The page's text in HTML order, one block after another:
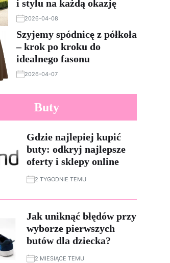
i stylu na każdą okazję
2026-04-08
Szyjemy spódnicę z półkoła
– krok po kroku do
idealnego fasonu
2026-04-07
Buty
Gdzie najlepiej kupić
buty: odkryj najlepsze
oferty i sklepy online
2 TYGODNIE TEMU
Jak uniknąć błędów przy
wyborze pierwszych
butów dla dziecka?
2 MIESIĄCE TEMU